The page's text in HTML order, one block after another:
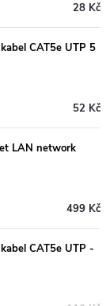
28 Kč
CAT5e UTP 5
52 Kč
LAN network
499 Kč
CAT5e UTP -